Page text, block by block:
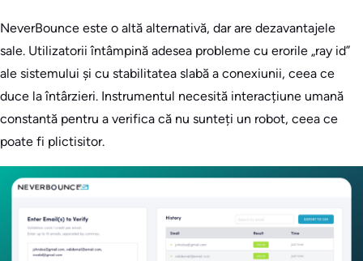
NeverBounce este o altă alternativă, dar are dezavantajele
sale. Utilizatorii întâmpină adesea probleme cu erorile „ray id”
ale sistemului și cu stabilitatea slabă a conexiunii, ceea ce
duce la întârzieri. Instrumentul necesită interacțiune umană
constantă pentru a verifica că nu sunteți un robot, ceea ce
poate fi plictisitor.